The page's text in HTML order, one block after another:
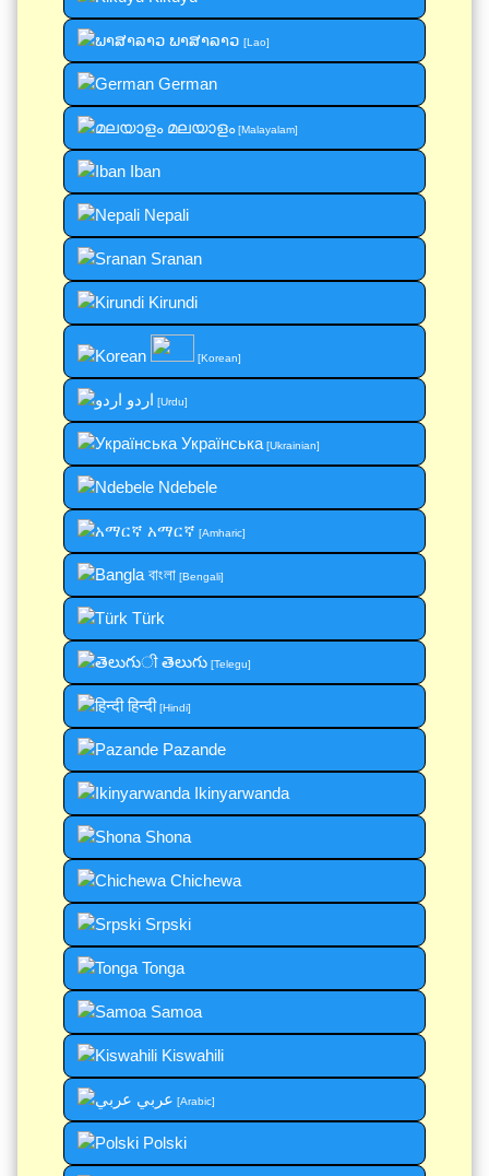
ພາສາລາວ [Lao]
German
മലയാളം[Malayalam]
Iban
Nepali
Sranan
Kirundi
[Korean]
اردو [Urdu]
Українська[Ukrainian]
Ndebele
አማርኛ [Amharic]
বাংলা[Bengali]
Türk
తెలుగు[Telegu]
हिन्दी [Hindi]
Pazande
Ikinyarwanda
Shona
Chichewa
Srpski
Tonga
Samoa
Kiswahili
عربي [Arabic]
Polski